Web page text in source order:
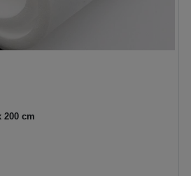
200 cm